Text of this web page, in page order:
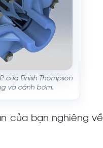
Finish Thompson
và cánh bơm.
của bạn nghiêng